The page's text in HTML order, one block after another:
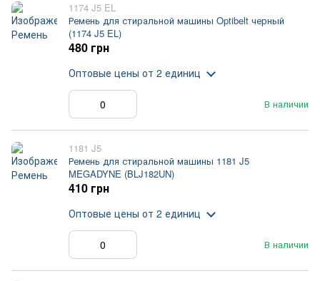
1174 J5 EL
Ремень для стиральной машины Optibelt черный
(1174 J5 EL)
В наличии
480 грн
Оптовые цены от 2 единиц
1181 J5
Ремень для стиральной машины 1181 J5
MEGADYNE (BLJ182UN)
В наличии
410 грн
Оптовые цены от 2 единиц